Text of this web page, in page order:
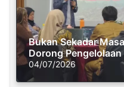
Bukan Sekadar
Dorong
Solusi Krisis Iklim
04/07/2026